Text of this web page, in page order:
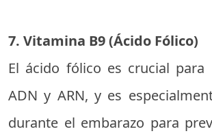
7. Vitamina B9 (Ácido Fólico)
El ácido fólico es crucial para
ADN y ARN, y es
durante el embarazo para